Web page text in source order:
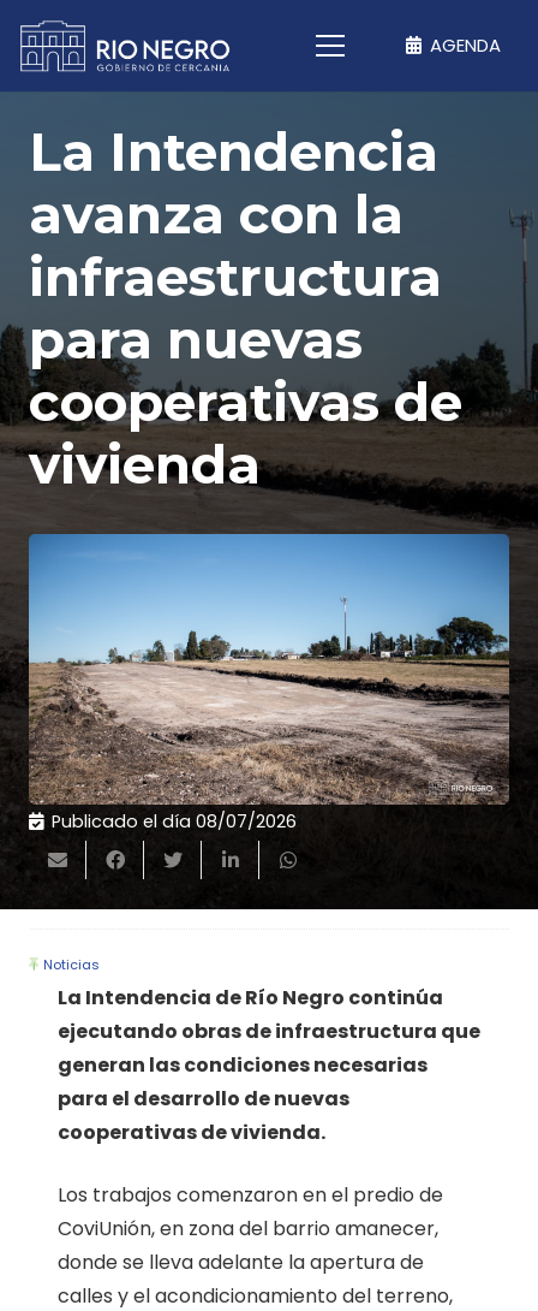
AGENDA
La Intendencia
avanza con la
infraestructura
para nuevas
cooperativas de
vivienda
Publicado el día 08/07/2026
Noticias
La Intendencia de Río Negro continúa
ejecutando obras de infraestructura que
generan las condiciones necesarias
para el desarrollo de nuevas
cooperativas de vivienda.
Los trabajos comenzaron en el predio de
CoviUnión, en zona del barrio amanecer,
donde se lleva adelante la apertura de
calles y el acondicionamiento del terreno,